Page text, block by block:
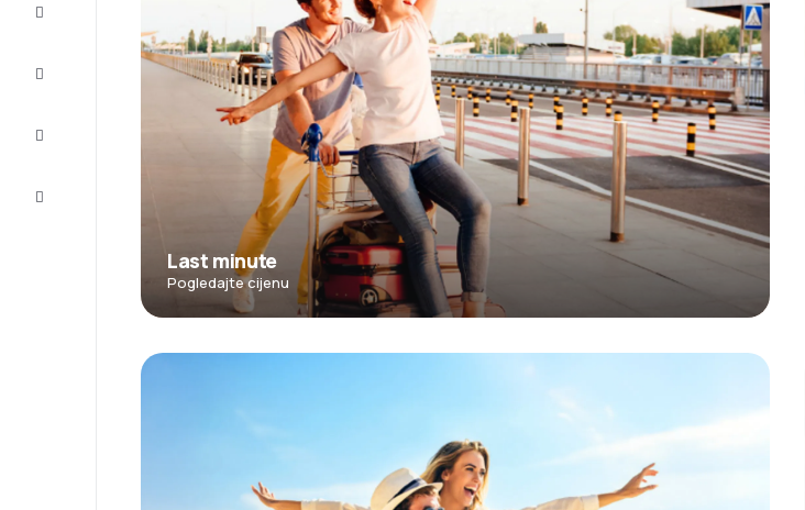
Last minute
Pogledajte cijenu